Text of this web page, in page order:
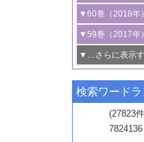
る非貴金属触媒の
5号 ゼオライト
究動向
6号 ヘテロ接合
B号 第135回触
線を利用した触
5号 単原子触媒
6号 参照触媒委
B号 第133回触
4号 格子酸素・
触媒反応
5号 生体触媒に
6号 窒素とリン
能性材料
3号 CO の排出
めの触媒技術
4号 若手による
若き触媒の研究
若き触媒の研究
6号 石油のノー
触媒技術
3号 特殊反応場
換反応
4号 多孔質材料
5号 情報学的手
6号 カーボンニ
技術
B号 第127回触
ライン開催
タリゼーション
2号 機能化学品
触媒的酸化反応
3号 水処理のため
4号 光触媒を用
動向
5号 次世代の触
1号 物質移動制
ス開発
2号 CO2 フリー
関わる触媒開発
3号 精密高分子
動向
4号 バイオマス
▼60巻（2018年）
1号 固体酸触媒の
2号 二酸化炭素
3号 ナノ粒子・
4号 60周年記念
5号 進化するゼ
6号 非貴金属系
▼59巻（2017年）
1号 いたるところ
最先端技術
3号 無機分離膜
ロセスへの適用
▼…さらに表示
1号 ユニークな構
2号 リグニンから
▼57巻（2015年）
1号 水素キャリア
▼56巻（2014年）
検索ワード
(27823
7824136